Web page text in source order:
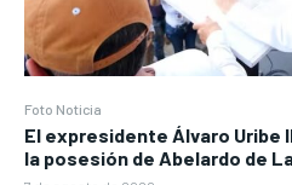
Foto Noticia
El expresidente Álvaro Uribe
la posesión de Abelardo de